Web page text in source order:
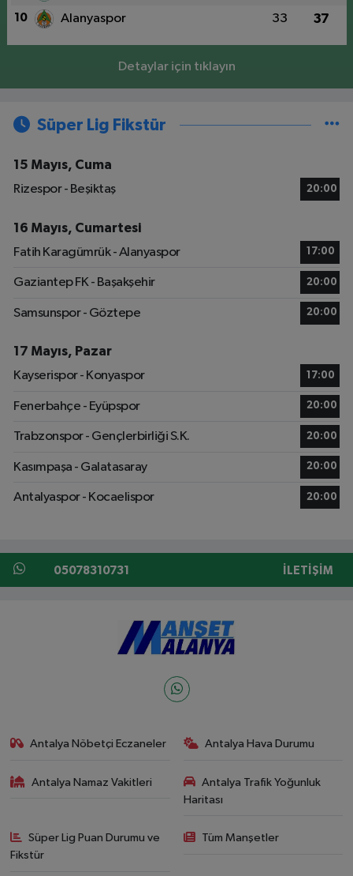
10 Alanyaspor 33 37
Detaylar için tıklayın
Süper Lig Fikstür
15 Mayıs, Cuma
Rizespor - Beşiktaş
20:00
16 Mayıs, Cumartesi
Fatih Karagümrük - Alanyaspor
17:00
Gaziantep FK - Başakşehir 20:00
Samsunspor - Göztepe 20:00
17 Mayıs, Pazar
Kayserispor - Konyaspor
17:00
Fenerbahçe - Eyüpspor 20:00
Trabzonspor - Gençlerbirliği S.K. 20:00
Kasımpaşa - Galatasaray 20:00
Antalyaspor - Kocaelispor 20:00
05078310731 İLETIŞIM
Antalya Nöbetçi Eczaneler Antalya Hava Durumu
Antalya Namaz Vakitleri
Antalya Trafik Yoğunluk
Haritası
Süper Lig Puan Durumu ve
Fikstür
Tüm Manşetler